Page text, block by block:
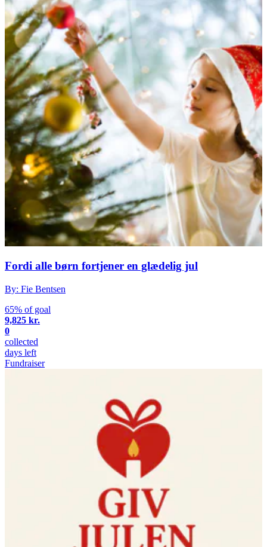
Fordi alle børn fortjener en glædelig jul
By: Fie Bentsen
65% of goal
9,825 kr.
0
collected
days left
Fundraiser